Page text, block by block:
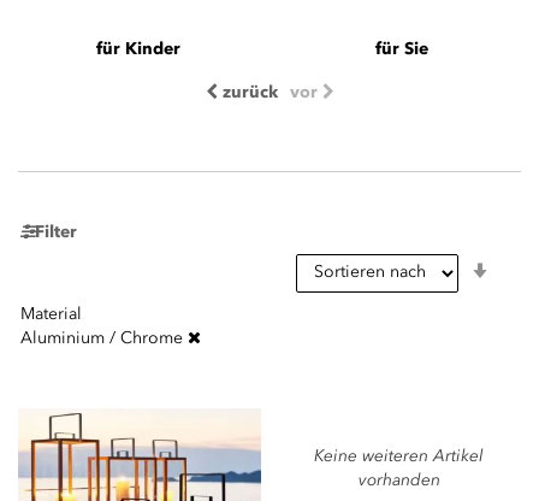
für Kinder für Sie
zurück vor
Filter
Material
Aluminium / Chrome
Keine weiteren Artikel
vorhanden